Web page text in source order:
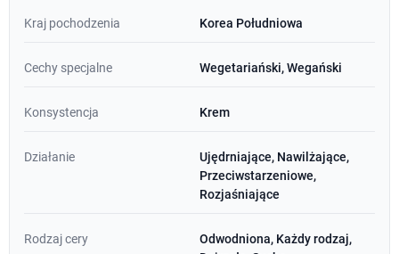
Kraj pochodzenia Korea Południowa
Cechy specjalne Wegetariański, Wegański
Konsystencja Krem
Działanie
Ujędrniające, Nawilżające,
Przeciwstarzeniowe,
Rozjaśniające
Rodzaj cery
Odwodniona, Każdy rodzaj,